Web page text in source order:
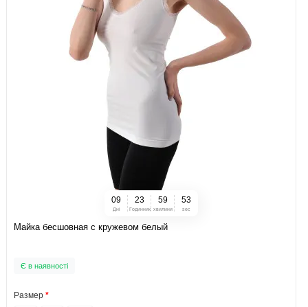
09
Дні
23
Годинник
59
хвилини
52
sec
Майка бесшовная с кружевом белый
Є в наявності
Размер